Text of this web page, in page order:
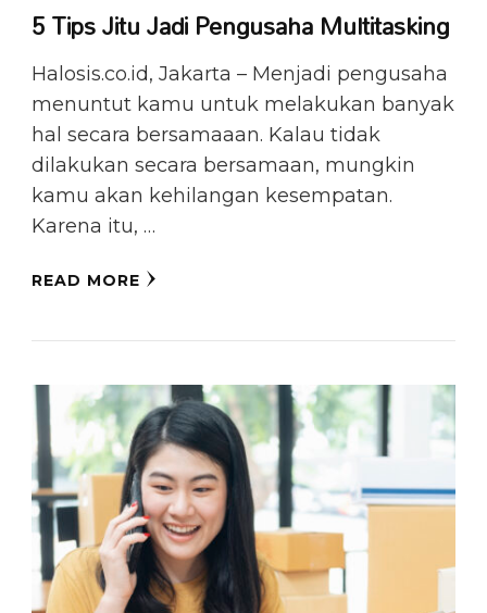
5 Tips Jitu Jadi Pengusaha Multitasking
Halosis.co.id, Jakarta – Menjadi pengusaha
menuntut kamu untuk melakukan banyak
hal secara bersamaaan. Kalau tidak
dilakukan secara bersamaan, mungkin
kamu akan kehilangan kesempatan.
Karena itu, …
READ MORE